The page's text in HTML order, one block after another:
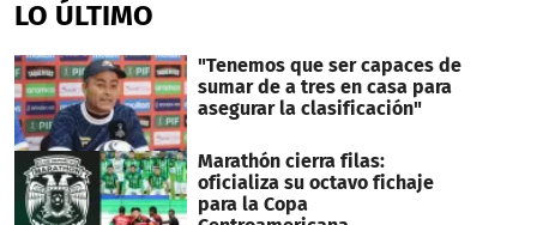
LO ÚLTIMO
"Tenemos que ser capaces de
sumar de a tres en casa para
asegurar la clasificación"
Marathón cierra filas:
oficializa su octavo fichaje
para la Copa